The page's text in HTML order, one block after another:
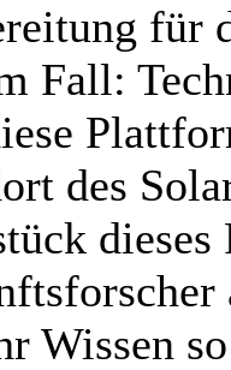
für
Fall:
des
dieses
Wissen